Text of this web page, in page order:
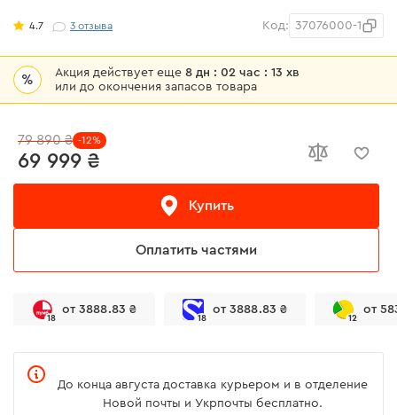
4.7 3отзыва Код: 37076000-1
% Акция действует еще8 дн : 02 час : 13 хв
или до окончения запасов товара
69 999 ₴
79 890 ₴ -12%
Купить
Оплатить частями
18
от 3888.83 ₴
18
от 3888.83 ₴
12
от
До конца августа доставка курьером и в отделение
Новой почты и Укрпочты бесплатно.